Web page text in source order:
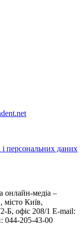
і персональних даних
онлайн-медіа –
місто Київ,
офіс 208/1 E-mail:
044-205-43-00